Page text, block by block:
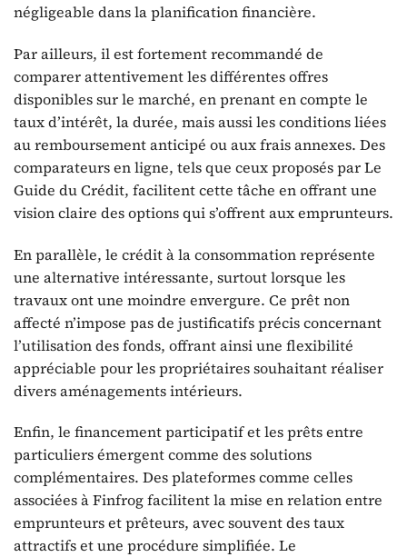
négligeable dans la planification financière.
Par ailleurs, il est fortement recommandé de
comparer attentivement les différentes offres
disponibles sur le marché, en prenant en compte le
taux d’intérêt, la durée, mais aussi les conditions liées
au remboursement anticipé ou aux frais annexes. Des
comparateurs en ligne, tels que ceux proposés par Le
Guide du Crédit, facilitent cette tâche en offrant une
vision claire des options qui s’offrent aux emprunteurs.
En parallèle, le crédit à la consommation représente
une alternative intéressante, surtout lorsque les
travaux ont une moindre envergure. Ce prêt non
affecté n’impose pas de justificatifs précis concernant
l’utilisation des fonds, offrant ainsi une flexibilité
appréciable pour les propriétaires souhaitant réaliser
divers aménagements intérieurs.
Enfin, le financement participatif et les prêts entre
particuliers émergent comme des solutions
complémentaires. Des plateformes comme celles
associées à Finfrog facilitent la mise en relation entre
emprunteurs et prêteurs, avec souvent des taux
attractifs et une procédure simplifiée. Le